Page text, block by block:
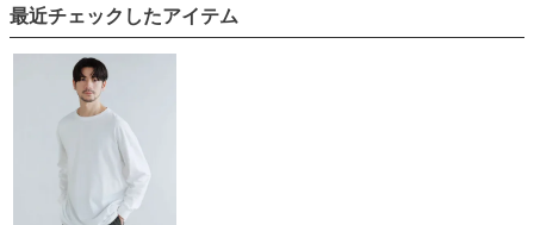
最近チェックしたアイテム